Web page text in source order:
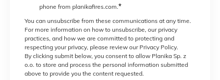
phone from planikafires.com.*
You can unsubscribe from these communications at any time.
For more information on how to unsubscribe, our privacy
practices, and how we are committed to protecting and
respecting your privacy, please review our Privacy Policy.
By clicking submit below, you consent to allow Planika Sp. z
o.o. to store and process the personal information submitted
above to provide you the content requested.